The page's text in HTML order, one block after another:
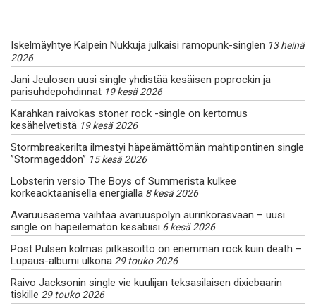
Iskelmäyhtye Kalpein Nukkuja julkaisi ramopunk-singlen 13 heinä
2026
Jani Jeulosen uusi single yhdistää kesäisen poprockin ja
parisuhdepohdinnat 19 kesä 2026
Karahkan raivokas stoner rock -single on kertomus
kesähelvetistä 19 kesä 2026
Stormbreakerilta ilmestyi häpeämättömän mahtipontinen single
”Stormageddon” 15 kesä 2026
Lobsterin versio The Boys of Summerista kulkee
korkeaoktaanisella energialla 8 kesä 2026
Avaruusasema vaihtaa avaruuspölyn aurinkorasvaan – uusi
single on häpeilemätön kesäbiisi 6 kesä 2026
Post Pulsen kolmas pitkäsoitto on enemmän rock kuin death –
Lupaus-albumi ulkona 29 touko 2026
Raivo Jacksonin single vie kuulijan teksasilaisen dixiebaarin
tiskille 29 touko 2026